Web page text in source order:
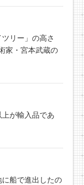
リー」の高さ
家・宮本武蔵の
が輸入品であ
船で進出したの